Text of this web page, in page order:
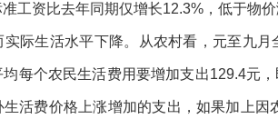
工资比去年同期仅增长12.3%，低于物
实际生活水平下降。从农村看，元至九
每个农民生活费用要增加支出129.4元
活费价格上涨增加的支出，如果加上